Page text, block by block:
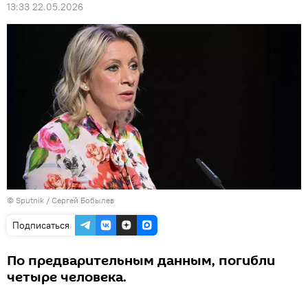
13:33 22.05.2026
© Sputnik / Сергей Бобылев
Подписаться
По предварительным данным, погибли
четыре человека.